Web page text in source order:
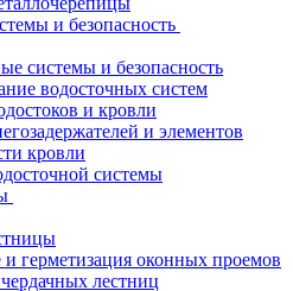
и безопасность
системы и безопасность
водосточных систем
и кровли
и элементов
кровли
системы
герметизация оконных проемов
лестниц